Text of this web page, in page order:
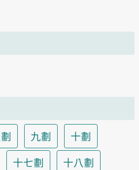
九劃
十劃
十七劃
十八劃